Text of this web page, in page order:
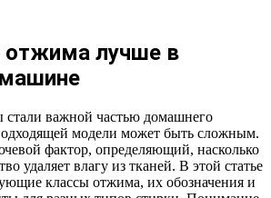
отжима лучше в
важной частью домашнего
модели может быть сложным.
фактор, определяющий, насколько
удаляет влагу из тканей. В этой статье
классы отжима, их обозначения и